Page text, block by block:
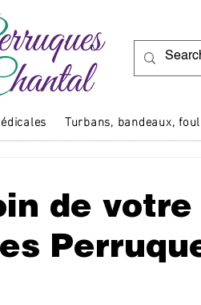
Turbans, bandeaux,
de votre